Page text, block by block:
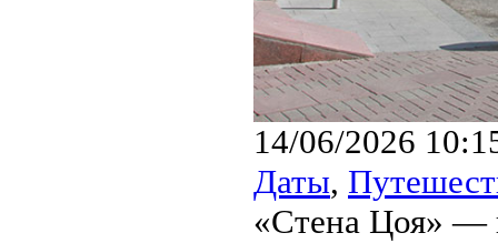
14/06/2026
Даты,
«Стена Цоя» —